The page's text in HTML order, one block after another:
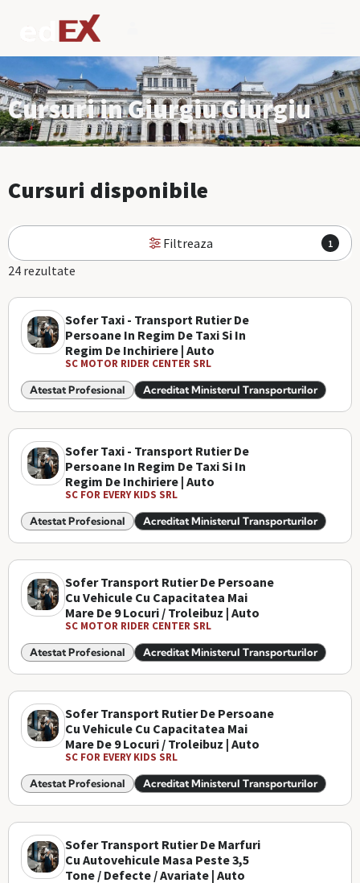
Cursuri in Giurgiu Giurgiu
Cursuri disponibile
Filtreaza 1
24 rezultate
Sofer Taxi - Transport Rutier De
Persoane In Regim De Taxi Si In
Regim De Inchiriere | Auto
SC MOTOR RIDER CENTER SRL
Atestat Profesional Acreditat Ministerul Transporturilor
Sofer Taxi - Transport Rutier De
Persoane In Regim De Taxi Si In
Regim De Inchiriere | Auto
SC FOR EVERY KIDS SRL
Atestat Profesional Acreditat Ministerul Transporturilor
Sofer Transport Rutier De Persoane
Cu Vehicule Cu Capacitatea Mai
Mare De 9 Locuri / Troleibuz | Auto
SC MOTOR RIDER CENTER SRL
Atestat Profesional Acreditat Ministerul Transporturilor
Sofer Transport Rutier De Persoane
Cu Vehicule Cu Capacitatea Mai
Mare De 9 Locuri / Troleibuz | Auto
SC FOR EVERY KIDS SRL
Atestat Profesional Acreditat Ministerul Transporturilor
Sofer Transport Rutier De Marfuri
Cu Autovehicule Masa Peste 3,5
Tone / Defecte / Avariate | Auto